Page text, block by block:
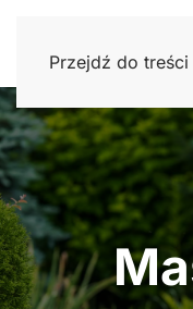
Przejdź do treści